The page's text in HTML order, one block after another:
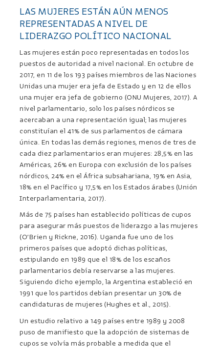
LAS MUJERES ESTÁN AÚN MENOS
REPRESENTADAS A NIVEL DE
LIDERAZGO POLÍTICO NACIONAL
Las mujeres están poco representadas en todos los
puestos de autoridad a nivel nacional. En octubre de
2017, en 11 de los 193 países miembros de las Naciones
Unidas una mujer era jefa de Estado y en 12 de ellos
una mujer era jefa de gobierno (ONU Mujeres, 2017). A
nivel parlamentario, solo los países nórdicos se
acercaban a una representación igual; las mujeres
constituían el 41% de sus parlamentos de cámara
única. En todas las demás regiones, menos de tres de
cada diez parlamentarios eran mujeres: 28,5% en las
Américas, 26% en Europa con exclusión de los países
nórdicos, 24% en el África subsahariana, 19% en Asia,
18% en el Pacífico y 17,5% en los Estados árabes (Unión
Interparlamentaria, 2017).
Más de 75 países han establecido políticas de cupos
para asegurar más puestos de liderazgo a las mujeres
(O’Brien y Rickne, 2016). Uganda fue uno de los
primeros países que adoptó dichas políticas,
estipulando en 1989 que el 18% de los escaños
parlamentarios debía reservarse a las mujeres.
Siguiendo dicho ejemplo, la Argentina estableció en
1991 que los partidos debían presentar un 30% de
candidaturas de mujeres (Hughes et al., 2015).
Un estudio relativo a 149 países entre 1989 y 2008
puso de manifiesto que la adopción de sistemas de
cupos se volvía más probable a medida que el